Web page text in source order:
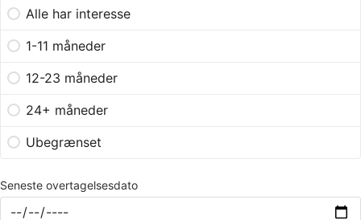
Alle har interesse
1-11 måneder
12-23 måneder
24+ måneder
Ubegrænset
Seneste overtagelsesdato